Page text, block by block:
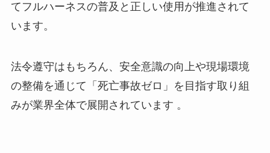
てフルハーネスの普及と正しい使用が推進されて
います。
法令遵守はもちろん、安全意識の向上や現場環境
の整備を通じて「死亡事故ゼロ」を目指す取り組
みが業界全体で展開されています 。